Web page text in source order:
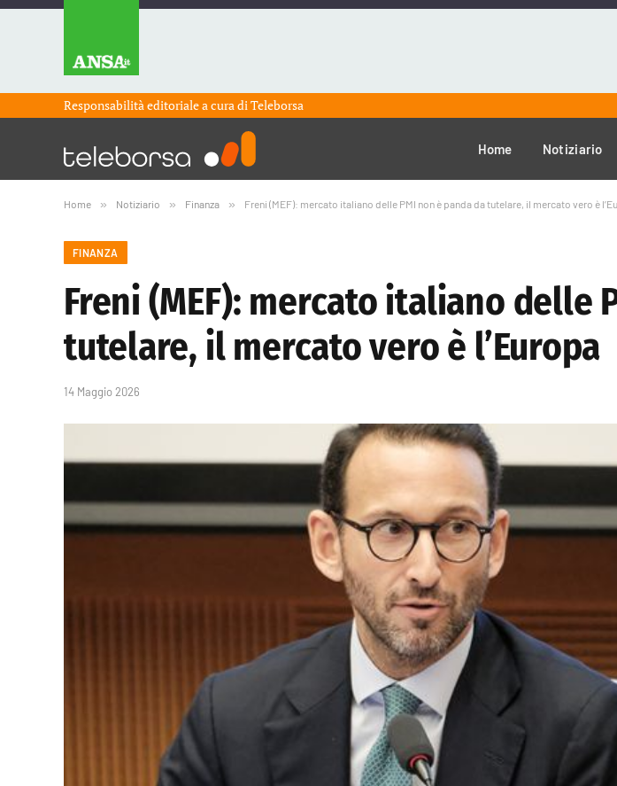
Responsabilità editoriale a cura diTeleborsa
Home Notiziario
Home » Notiziario » Finanza » Freni (MEF): mercato italiano delle PMI non è panda da tutelare, il mercato vero è
FINANZA
Freni (MEF): mercato italiano delle
tutelare, il mercato vero è l’Europa
14 Maggio 2026